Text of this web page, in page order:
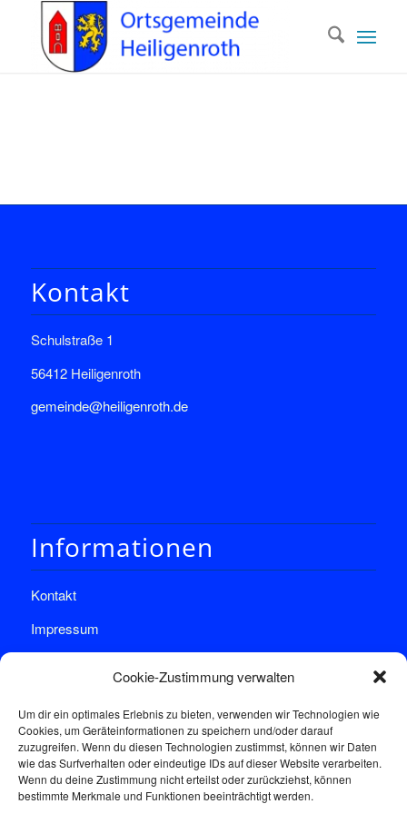
Cookie-Zustimmung verwalten
Um dir ein optimales Erlebnis zu bieten, verwenden wir Technologien wie
Cookies, um Geräteinformationen zu speichern und/oder darauf
zuzugreifen. Wenn du diesen Technologien zustimmst, können wir Daten
wie das Surfverhalten oder eindeutige IDs auf dieser Website verarbeiten.
Wenn du deine Zustimmung nicht erteilst oder zurückziehst, können
bestimmte Merkmale und Funktionen beeinträchtigt werden.
Kontakt
Schulstraße 1
56412 Heiligenroth
gemeinde@heiligenroth.de
Informationen
Kontakt
Impressum
Sprechstunde